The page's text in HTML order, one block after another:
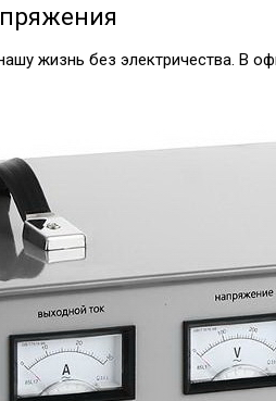
жизнь без электричества. В